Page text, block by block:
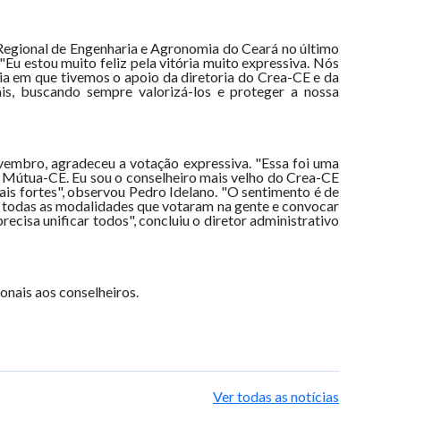
de Engenharia e Agronomia do Ceará no último
estou muito feliz pela vitória muito expressiva. Nós
em que tivemos o apoio da diretoria do Crea-CE e da
buscando sempre valorizá-los e proteger a nossa
agradeceu a votação expressiva. "Essa foi uma
CE. Eu sou o conselheiro mais velho do Crea-CE
fortes", observou Pedro Idelano. "O sentimento é de
as modalidades que votaram na gente e convocar
unificar todos", concluiu o diretor administrativo
aos conselheiros.
Ver todas as notícias